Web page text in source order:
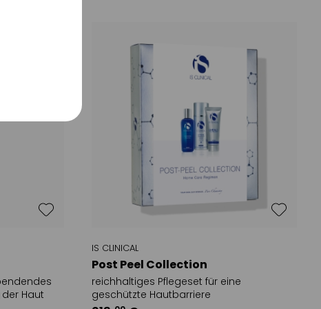
Haut
IS CLINICAL
Post Peel Collection
reichhaltiges Pflegeset für eine
geschützte Hautbarriere